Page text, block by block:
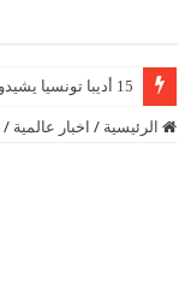
15 أديبا تونسيا يشيدون بتكريم الشاعر علي الدرورة
الرئيسية / اخبار عالمية /